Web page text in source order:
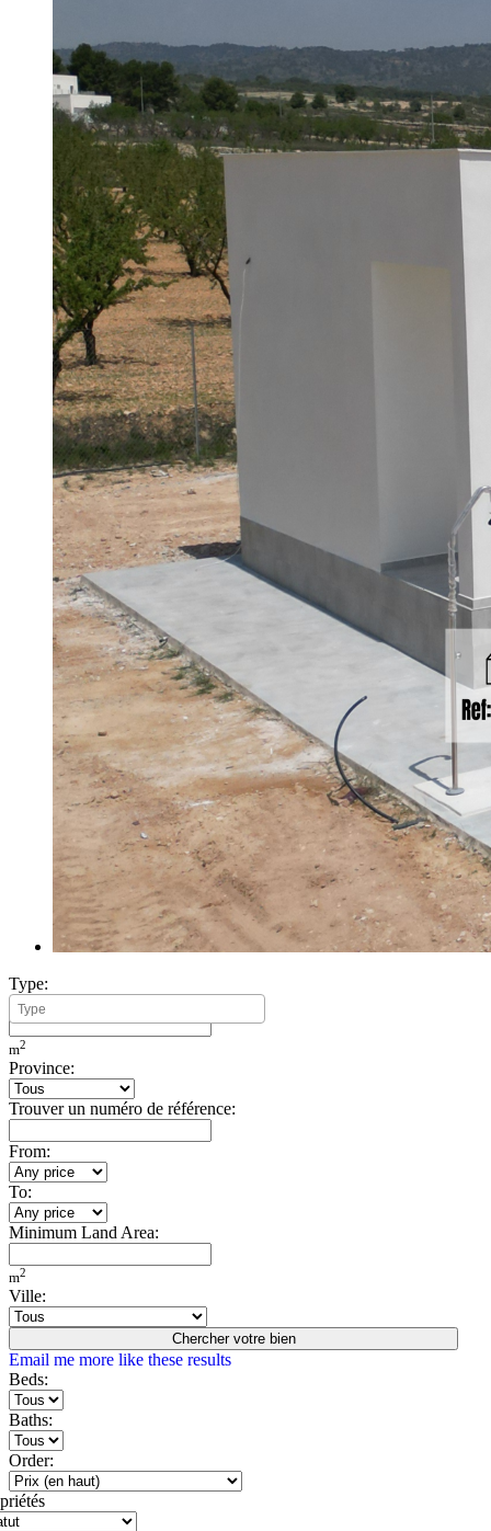
Type:
Minimum Build Area:
m2
Province:
Trouver un numéro de référence:
From:
To:
Minimum Land Area:
m2
Ville:
Chercher votre bien
Email me more like these results
Beds:
Baths:
Order: